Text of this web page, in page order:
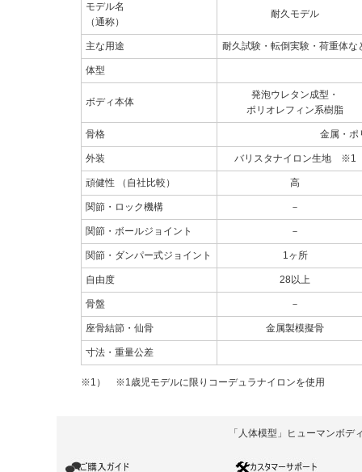
モデル名
（通称）
耐久モデル
主な用途 耐久試験・転倒実験・荷重体な
体型
ボディ本体
発泡ウレタン成型・
ポリオレフィン系樹脂
骨格 金属・ポ
外装 バリスタナイロン生地 ※1
頑健性 （自社比較） 高
関節・ロック機構 －
関節・ボールジョイント －
関節・ダンパー式ジョイント 1ヶ所
自由度 28以上
骨盤 －
座骨結節・仙骨 金属製模擬骨
寸法・重量公差
※1） ※1歳児モデルに限りコーデュラナイロンを使用
「人体模型」ヒューマンボ